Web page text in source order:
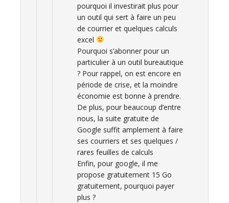
pourquoi il investirait plus pour
un outil qui sert à faire un peu
de courrier et quelques calculs
excel
Pourquoi s’abonner pour un
particulier à un outil bureautique
? Pour rappel, on est encore en
période de crise, et la moindre
économie est bonne à prendre.
De plus, pour beaucoup d’entre
nous, la suite gratuite de
Google suffit amplement à faire
ses courriers et ses quelques /
rares feuilles de calculs
Enfin, pour google, il me
propose gratuitement 15 Go
gratuitement, pourquoi payer
plus ?